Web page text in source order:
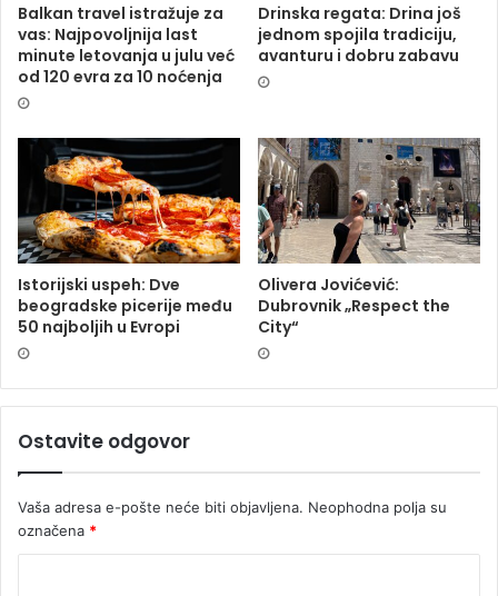
Balkan travel istražuje za
vas: Najpovoljnija last
minute letovanja u julu već
od 120 evra za 10 noćenja
Drinska regata: Drina još
jednom spojila tradiciju,
avanturu i dobru zabavu
Istorijski uspeh: Dve
beogradske picerije među
50 najboljih u Evropi
Olivera Jovićević:
Dubrovnik „Respect the
City“
Ostavite odgovor
Vaša adresa e-pošte neće biti objavljena. Neophodna polja su
označena *